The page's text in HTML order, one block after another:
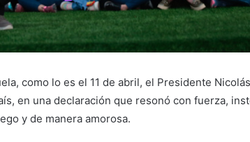
como lo es el 11 de abril, el Presidente
en una declaración que resonó con fuerza,
y de manera amorosa.